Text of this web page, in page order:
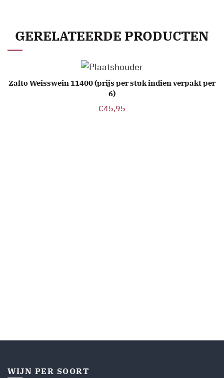
GERELATEERDE PRODUCTEN
TOEVOEGEN AAN WINKELWAGEN
Zalto Weisswein 11400 (prijs per stuk indien verpakt per
6)
€45,95
WIJN PER SOORT